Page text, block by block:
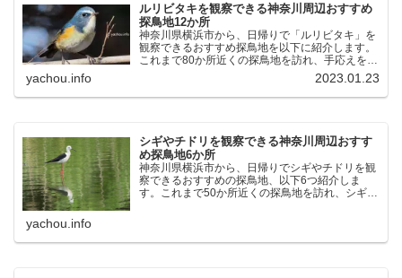
ルリビタキを観察できる神奈川周辺おすすめ
探鳥地12か所
神奈川県横浜市から、日帰りで「ルリビタキ」を
観察できるおすすめ探鳥地を以下に紹介します。
これまで80か所近くの探鳥地を訪れ、手応えを感
じた場所です。以下、★ が多いほど観察しやす
く、出現頻度が高いと感じた場所です。 北本自然
観察公園：埼玉県...
yachou.info 2023.01.23
シギやチドリを観察できる神奈川周辺おすす
め探鳥地6か所
神奈川県横浜市から、日帰りでシギやチドリを観
察できるおすすめの探鳥地、以下6つ紹介しま
す。これまで50か所近くの探鳥地を訪れ、シギや
yachou.info